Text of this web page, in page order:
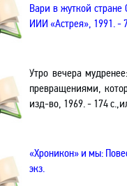
Вари в жуткой
ИИИ «Астрея», 1991. -
Утро вечера
превращениями,
изд-во, 1969. - 174
«Хроникон» и мы:
экз.